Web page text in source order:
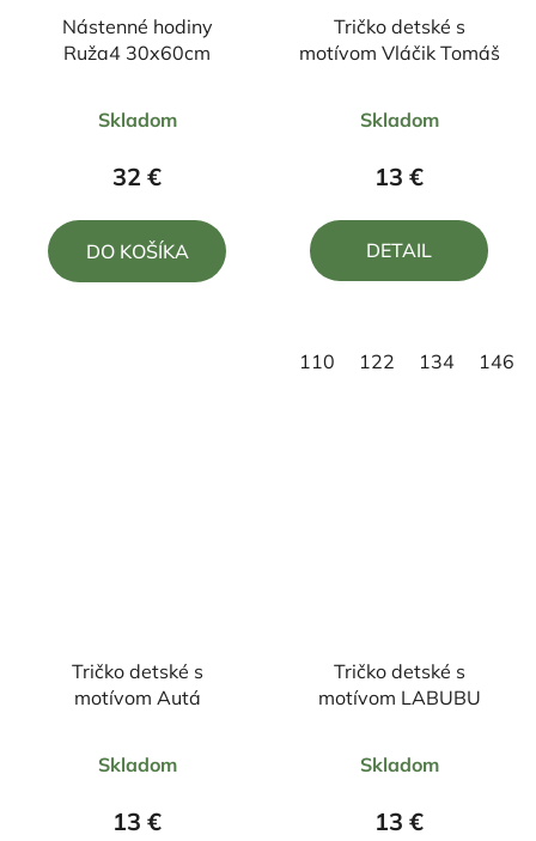
Nástenné hodiny
Ruža4 30x60cm
hodnotenie
produktu
z
Skladom
32 €
DO KOŠÍKA
Tričko detské s
motívom Vláčik Tomáš
hodnotenie
produktu
z
Skladom
13 €
DETAIL
110 122 134 146
Tričko detské s
motívom Autá
hodnotenie
produktu
Skladom
13 €
Tričko detské s
motívom LABUBU
hodnotenie
produktu
Skladom
13 €